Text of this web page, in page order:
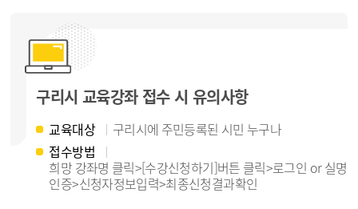
구리시 교육강좌 접수 시 유의사항
교육대상
구리시에 주민등록된 시민 누구나
접수방법
희망 강좌명 클릭>[수강신청하기]버튼 클릭>로그인 or 실명
인증>신청자정보입력>최종신청결과확인